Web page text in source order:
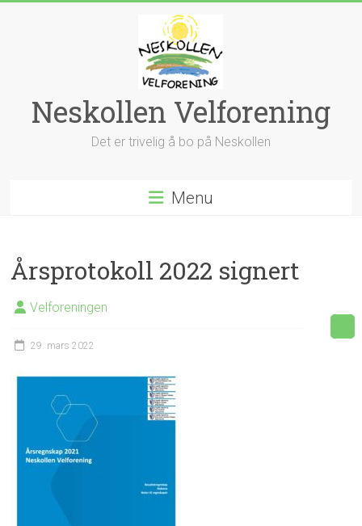
Neskollen Velforening
Det er trivelig å bo på Neskollen
Menu
Årsprotokoll 2022 signert
Velforeningen
29. mars 2022